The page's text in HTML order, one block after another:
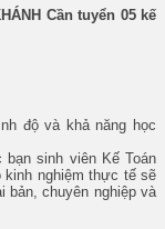
Cần tuyển 05 kế
độ và khả năng học
sinh viên Kế Toán
nghiệm thực tế sẽ
bản, chuyên nghiệp và